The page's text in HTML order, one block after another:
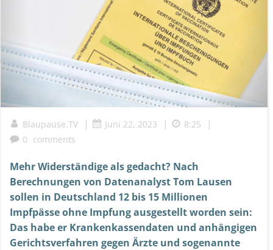
Blaupause.TV | Juni 22, 2023 | 8:25 |
0 comments
Mehr Widerständige als gedacht? Nach
Berechnungen von Datenanalyst Tom Lausen
sollen in Deutschland 12 bis 15 Millionen
Impfpässe ohne Impfung ausgestellt worden sein:
Das habe er Krankenkassendaten und anhängigen
Gerichtsverfahren gegen Ärzte und sogenannte